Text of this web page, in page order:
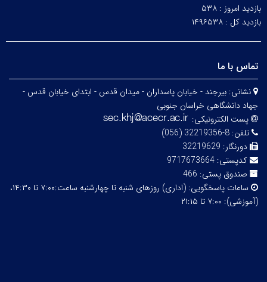
بازدید امروز : ۵۳۸
بازدید کل : ۱۴۹۶۵۳۸
تماس با ما
نشانی: بیرجند - خیابان پاسداران - میدان قدس - ابتدای خیابان قدس -
جهاد دانشگاهی خراسان جنوبی
پست الکترونیکی:
تلفن: 8-32219356 (056)
دورنگار: 32219629
کدپستی: 9717673664
صندوق پستی: 466
ساعات پاسخگویی:
(اداری) روزهای شنبه تا چهارشنبه ساعت:۷:۰۰ تا ۱۴:۳۰،
(آموزشی): ۷:۰۰ تا ۲۱:۱۵